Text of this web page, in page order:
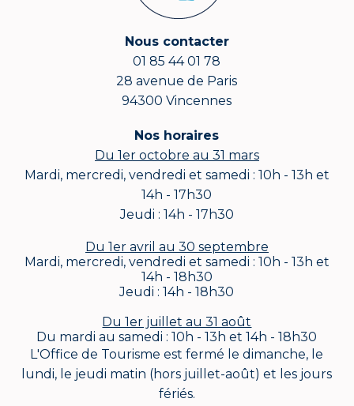
Nous contacter
01 85 44 01 78
28 avenue de Paris
94300 Vincennes
Nos horaires
Du 1er octobre au 31 mars
Mardi, mercredi, vendredi et samedi : 10h - 13h et
14h - 17h30
Jeudi : 14h - 17h30
Du 1er avril au 30 septembre
Mardi, mercredi, vendredi et samedi : 10h - 13h et
14h - 18h30
Jeudi : 14h - 18h30
Du 1er juillet au 31 août
Du mardi au samedi : 10h - 13h et 14h - 18h30
L'Office de Tourisme est fermé le dimanche, le
lundi, le jeudi matin (hors juillet-août) et les jours
fériés.